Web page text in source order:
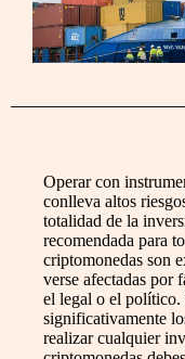
Operar con
conlleva altos
totalidad de la
recomendada para
criptomonedas son
verse afectadas por
el legal o el político.
significativamente
realizar cualquier